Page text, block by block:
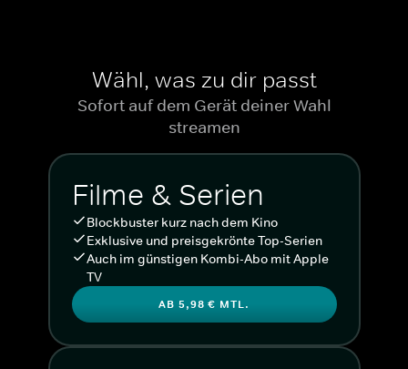
Wähl, was zu dir passt
Sofort auf dem Gerät deiner Wahl
streamen
Filme & Serien
Blockbuster kurz nach dem Kino
Exklusive und preisgekrönte Top-Serien
Auch im günstigen Kombi-Abo mit Apple
TV
AB 5,98 € MTL.